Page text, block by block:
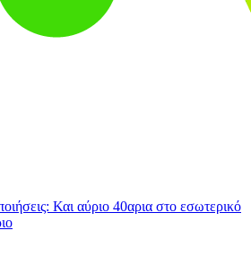
Και αύριο 40αρια στο εσωτερικό